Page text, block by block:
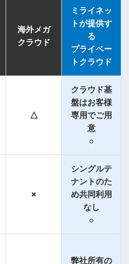
海外メガ
クラウド
ミライネッ
トが提供す
る
プライベー
トクラウド
△
クラウド基
盤はお客様
専用でご用
意
○
×
シングルテ
ナントのた
め共同利用
なし
○
弊社所有の